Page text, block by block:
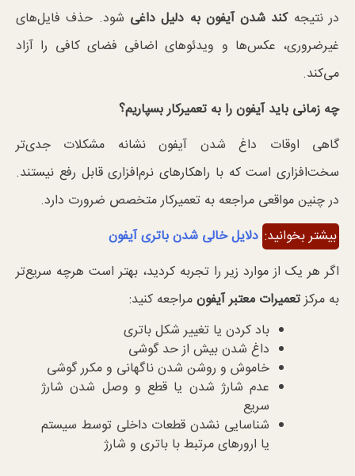
در نتیجهکند شدن آیفون به دلیل داغی شود. حذف فایل‌های
غیرضروری، عکس‌ها و ویدئوهای اضافی فضای کافی را آزاد
می‌کند.
چه زمانی باید آیفون را به تعمیرکار بسپاریم؟
گاهی اوقات داغ شدن آیفون نشانه مشکلات جدی‌تر
سخت‌افزاری است که با راهکارهای نرم‌افزاری قابل رفع نیستند.
در چنین مواقعی مراجعه به تعمیرکار متخصص ضرورت دارد.
بیشتر بخوانید: دلایل خالی شدن باتری آیفون
اگر هر یک از موارد زیر را تجربه کردید، بهتر است هرچه سریع‌تر
به مرکزتعمیرات معتبر آیفونمراجعه کنید:
باد کردن یا تغییر شکل باتری
داغ شدن بیش از حد گوشی
خاموش و روشن شدن ناگهانی و مکرر گوشی
عدم شارژ شدن یا قطع و وصل شدن شارژ
سریع
شناسایی نشدن قطعات داخلی توسط سیستم
یا ارورهای مرتبط با باتری و شارژ